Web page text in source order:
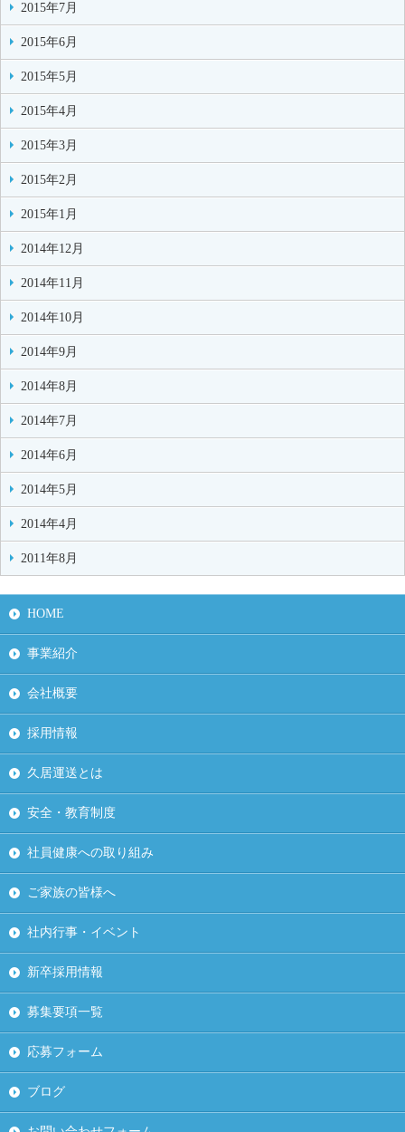
2015年7月
2015年6月
2015年5月
2015年4月
2015年3月
2015年2月
2015年1月
2014年12月
2014年11月
2014年10月
2014年9月
2014年8月
2014年7月
2014年6月
2014年5月
2014年4月
2011年8月
HOME
事業紹介
会社概要
採用情報
久居運送とは
安全・教育制度
社員健康への取り組み
ご家族の皆様へ
社内行事・イベント
新卒採用情報
募集要項一覧
応募フォーム
ブログ